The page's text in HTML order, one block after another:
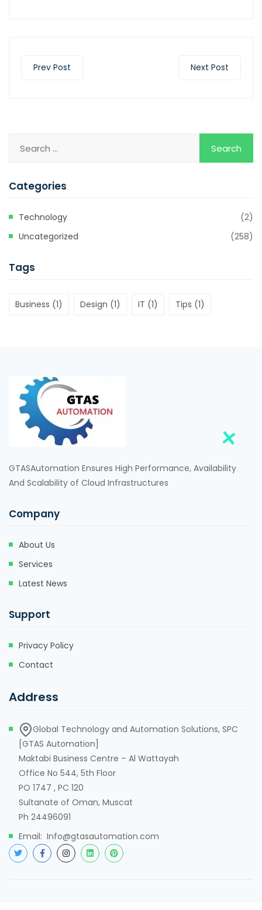
Prev Post Next Post
Categories
Technology
(2)
Uncategorized
(258)
Tags
Business (1) Design (1) IT (1) Tips (1)
GTASAutomation Ensures High Performance, Availability
And Scalability of Cloud Infrastructures
Company
About Us
Services
Latest News
Support
Privacy Policy
Contact
Address
Global Technology and Automation Solutions, SPC
[GTAS Automation]
Maktabi Business Centre – Al Wattayah
Office No 544, 5th Floor
PO 1747 , PC 120
Sultanate of Oman, Muscat
Ph 24496091
Email: Info@gtasautomation.com